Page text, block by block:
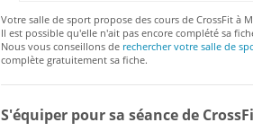
Votre salle de sport propose des cours de CrossFit à
Il est possible qu'elle n'ait pas encore complété sa
Nous vous conseillons de rechercher votre salle de
complète gratuitement sa fiche.
S'équiper pour sa séance de